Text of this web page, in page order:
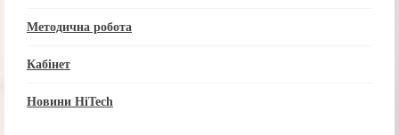
Методична робота
Кабінет
Новини HiTech